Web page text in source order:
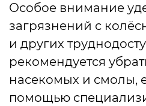
Особое внимание
загрязнений с
и других
рекомендуется
насекомых и смолы,
помощью